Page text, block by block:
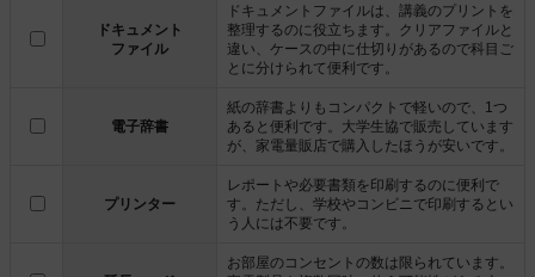
ドキュメント
ファイル
ドキュメントファイルは、講義のプリントを
整理するのに役立ちます。クリアファイルと
違い、ケースの中に仕切りがあるので科目ご
とに分けられて便利です。
電子辞書
紙の辞書よりもコンパクトで軽いので、1つ
あると便利です。大学生協で販売しています
が、家電量販店で購入したほうが安いです。
プリンター
レポートや必要書類を印刷するのに便利で
す。ただし、学校やコンビニで印刷するとい
う人には不要です。
お部屋のコンセントの数は限られています。